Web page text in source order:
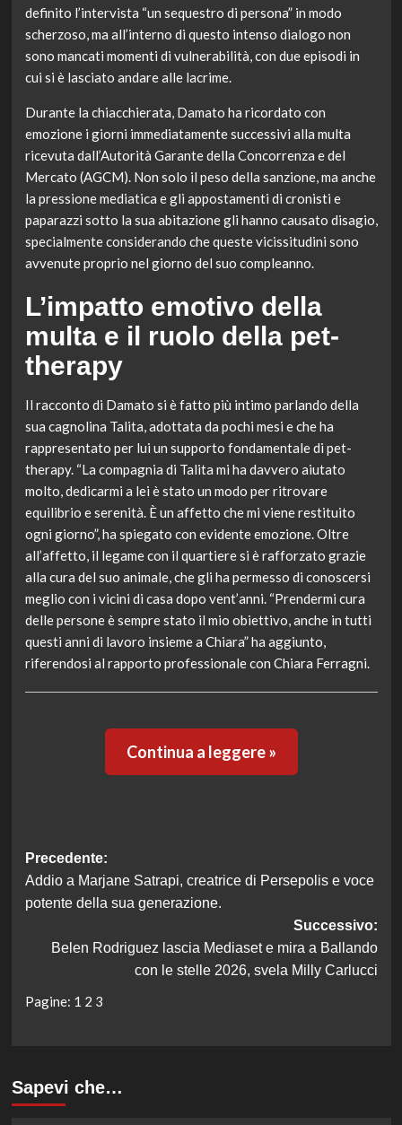
definito l’intervista “un sequestro di persona” in modo
scherzoso, ma all’interno di questo intenso dialogo non
sono mancati momenti di vulnerabilità, con due episodi in
cui si è lasciato andare alle lacrime.
Durante la chiacchierata, Damato ha ricordato con
emozione i giorni immediatamente successivi alla multa
ricevuta dall’Autorità Garante della Concorrenza e del
Mercato (AGCM). Non solo il peso della sanzione, ma anche
la pressione mediatica e gli appostamenti di cronisti e
paparazzi sotto la sua abitazione gli hanno causato disagio,
specialmente considerando che queste vicissitudini sono
avvenute proprio nel giorno del suo compleanno.
L’impatto emotivo della
multa e il ruolo della pet-
therapy
Il racconto di Damato si è fatto più intimo parlando della
sua cagnolina Talita, adottata da pochi mesi e che ha
rappresentato per lui un supporto fondamentale di pet-
therapy. “La compagnia di Talita mi ha davvero aiutato
molto, dedicarmi a lei è stato un modo per ritrovare
equilibrio e serenità. È un affetto che mi viene restituito
ogni giorno”, ha spiegato con evidente emozione. Oltre
all’affetto, il legame con il quartiere si è rafforzato grazie
alla cura del suo animale, che gli ha permesso di conoscersi
meglio con i vicini di casa dopo vent’anni. “Prendermi cura
delle persone è sempre stato il mio obiettivo, anche in tutti
questi anni di lavoro insieme a Chiara” ha aggiunto,
riferendosi al rapporto professionale con Chiara Ferragni.
Continua a leggere »
Navigazione
articolo
Precedente:
Addio a Marjane Satrapi, creatrice di Persepolis e voce
potente della sua generazione.
Successivo:
Belen Rodriguez lascia Mediaset e mira a Ballando
con le stelle 2026, svela Milly Carlucci
Pagine: 1 2 3
Sapevi che…